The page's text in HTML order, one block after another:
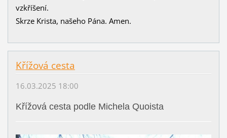
vzkříšení.
Skrze Krista, našeho Pána. Amen.
Křížová cesta
16.03.2025 18:00
Křížová cesta podle Michela Quoista